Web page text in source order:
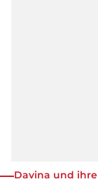
Davina und